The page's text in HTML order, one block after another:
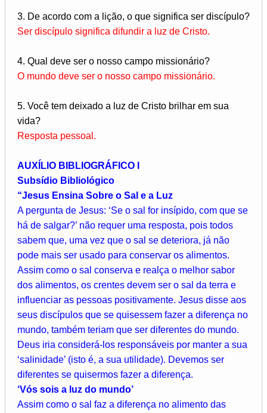
3. De acordo com a lição, o que significa ser discípulo?
Ser discípulo significa difundir a luz de Cristo.
4. Qual deve ser o nosso campo missionário?
O mundo deve ser o nosso campo missionário.
5. Você tem deixado a luz de Cristo brilhar em sua
vida?
Resposta pessoal.
AUXÍLIO BIBLIOGRÁFICO I
Subsídio Bibliológico
“Jesus Ensina Sobre o Sal e a Luz
A pergunta de Jesus: ‘Se o sal for insípido, com que se
há de salgar?’ não requer uma resposta, pois todos
sabem que, uma vez que o sal se deteriora, já não
pode mais ser usado para conservar os alimentos.
Assim como o sal conserva e realça o melhor sabor
dos alimentos, os crentes devem ser o sal da terra e
influenciar as pessoas positivamente. Jesus disse aos
seus discípulos que se quisessem fazer a diferença no
mundo, também teriam que ser diferentes do mundo.
Deus iria considerá-los responsáveis por manter a sua
‘salinidade’ (isto é, a sua utilidade). Devemos ser
diferentes se quisermos fazer a diferença.
‘Vós sois a luz do mundo’
Assim como o sal faz a diferença no alimento das